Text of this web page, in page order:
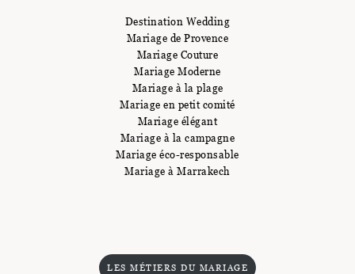
Destination Wedding
Mariage de Provence
Mariage Couture
Mariage Moderne
Mariage à la plage
Mariage en petit comité
Mariage élégant
Mariage à la campagne
Mariage éco-responsable
Mariage à Marrakech
LES MÉTIERS DU MARIAGE